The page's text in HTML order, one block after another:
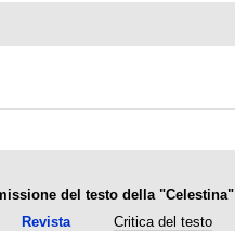
del testo della "Celestina"
Revista Critica del testo